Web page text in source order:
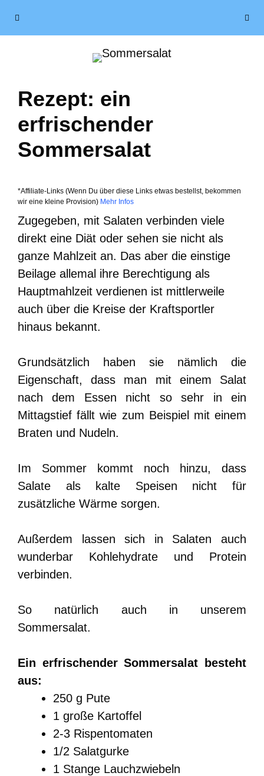
Rezept: ein
erfrischender
Sommersalat
*Affiliate-Links (Wenn Du über diese Links etwas bestellst, bekommen
wir eine kleine Provision) Mehr Infos
Zugegeben, mit Salaten verbinden viele
direkt eine Diät oder sehen sie nicht als
ganze Mahlzeit an. Das aber die einstige
Beilage allemal ihre Berechtigung als
Hauptmahlzeit verdienen ist mittlerweile
auch über die Kreise der Kraftsportler
hinaus bekannt.
Grundsätzlich haben sie nämlich die
Eigenschaft, dass man mit einem Salat
nach dem Essen nicht so sehr in ein
Mittagstief fällt wie zum Beispiel mit einem
Braten und Nudeln.
Im Sommer kommt noch hinzu, dass
Salate als kalte Speisen nicht für
zusätzliche Wärme sorgen.
Außerdem lassen sich in Salaten auch
wunderbar Kohlehydrate und Protein
verbinden.
So natürlich auch in unserem
Sommersalat.
Ein erfrischender Sommersalat besteht
aus:
250 g Pute
1 große Kartoffel
2-3 Rispentomaten
1/2 Salatgurke
1 Stange Lauchzwiebeln